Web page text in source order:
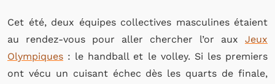
Cet été, deux équipes collectives masculines étaient
au rendez-vous pour aller chercher l’or aux Jeux
Olympiques : le handball et le volley. Si les premiers
ont vécu un cuisant échec dès les quarts de finale,